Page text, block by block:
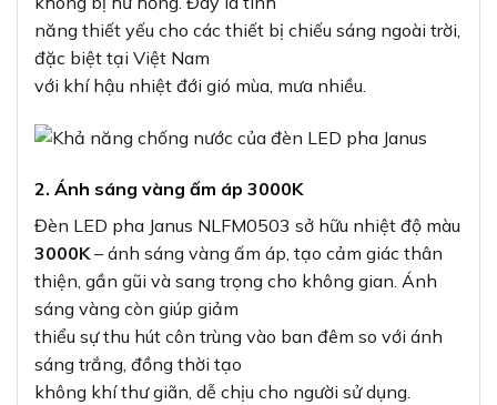
năng thiết yếu cho các thiết bị chiếu sáng ngoài trời,
đặc biệt tại Việt Nam
với khí hậu nhiệt đới gió mùa, mưa nhiều.
2. Ánh sáng vàng ấm áp 3000K
Đèn LED pha Janus NLFM0503 sở hữu nhiệt độ màu
3000K– ánh sáng vàng ấm áp, tạo cảm giác thân
thiện, gần gũi và sang trọng cho không gian. Ánh
sáng vàng còn giúp giảm
thiểu sự thu hút côn trùng vào ban đêm so với ánh
sáng trắng, đồng thời tạo
không khí thư giãn, dễ chịu cho người sử dụng.